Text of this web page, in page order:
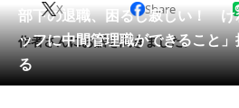
会員記事
メディア
注目記事を集めた総合ページ
部下の退職、困るし寂しい！
ッフに中間管理職ができること
る
X Share
作者さんにお話を聞きました。